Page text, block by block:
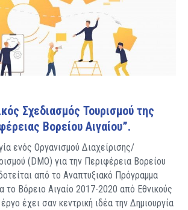
Σχεδιασμός Τουρισμού της
Βορείου Αιγαίου”.
ενός Οργανισμού Διαχείρισης/
(DMO) για την Περιφέρεια Βορείου
από το Αναπτυξιακό Πρόγραμμα
το Βόρειο Αιγαίο 2017-2020 από Εθνικούς
έχει σαν κεντρική ιδέα την Δημιουργία